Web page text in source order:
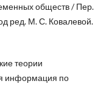
обществ / Пер.
ред. М. С. Ковалевой.
теории
информация по